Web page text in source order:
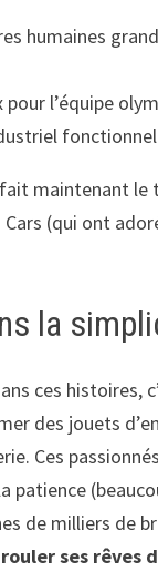
humaines
pour l’équipe
fonctionnel
fait maintenant le
Cars (qui ont
la
ces histoires,
des jouets
Ces
patience
de milliers de
ses rêves